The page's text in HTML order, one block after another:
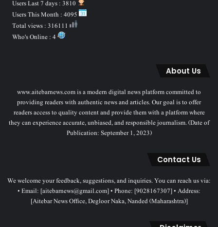
About Us
www.aitebarnews.com is a modern digital news platform committed to
providing readers with authentic news and articles. Our goal is to offer
readers access to quality content and provide them with a platform where
they can experience accurate, unbiased, and responsible journalism. (Date of
Publication: September 1, 2023)
Contact Us
We welcome your feedback, suggestions, and inquiries. You can reach us via:
• Email: [aitebarnews@gmail.com] • Phone: [9028167307] • Address:
[Aitebar News Office, Degloor Naka, Nanded (Maharashtra)]